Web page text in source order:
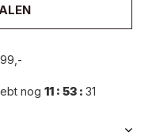
nog 11 : 53 : 31